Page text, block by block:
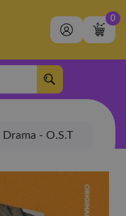
0
Drama - O.S.T